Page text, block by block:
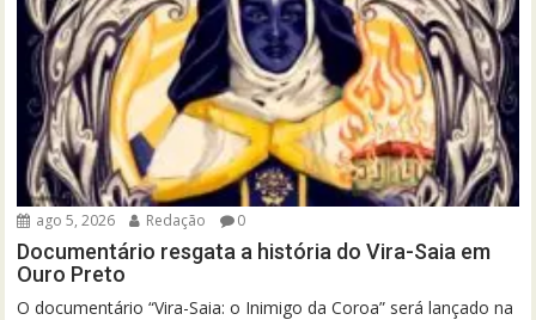
ago 5, 2026 Redação 0
Documentário resgata a história do Vira-Saia em
Ouro Preto
O documentário “Vira-Saia: o Inimigo da Coroa” será lançado na